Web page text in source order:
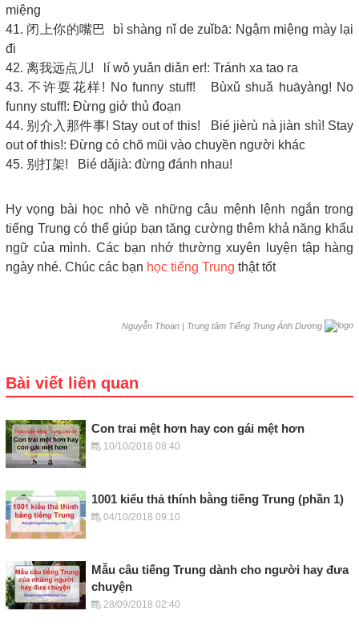
miệng
41. 闭上你的嘴巴 bì shàng nǐ de zuǐbā: Ngậm miệng mày lại
đi
42. 离我远点儿! lí wǒ yuǎn diǎn er!: Tránh xa tao ra
43. 不许耍花样! No funny stuff! Bùxǔ shuǎ huāyàng! No
funny stuff!: Đừng giở thủ đoạn
44. 别介入那件事! Stay out of this! Bié jièrù nà jiàn shì! Stay
out of this!: Đừng có chõ mũi vào chuyền người khác
45. 别打架! Bié dǎjià: đừng đánh nhau!
Hy vọng bài học nhỏ về những câu mệnh lệnh ngắn trong
tiếng Trung có thể giúp bạn tăng cường thêm khả năng khẩu
ngữ của mình. Các bạn nhớ thường xuyên luyện tập hàng
ngày nhé. Chúc các bạn học tiếng Trung thật tốt
Nguyễn Thoan | Trung tâm Tiếng Trung Ánh Dương
Bài viết liên quan
Con trai mệt hơn hay con gái mệt hơn
10/10/2018 08:40
1001 kiểu thả thính bằng tiếng Trung (phần 1)
04/10/2018 09:10
Mẫu câu tiếng Trung dành cho người hay đưa
chuyện
28/09/2018 02:40